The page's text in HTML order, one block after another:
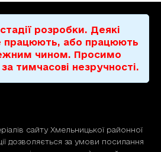
розробки. Деякі
працюють, або працюють
чином. Просимо
тимчасові незручності.
сайту Хмельницької районної
дозволяється за умови посилання